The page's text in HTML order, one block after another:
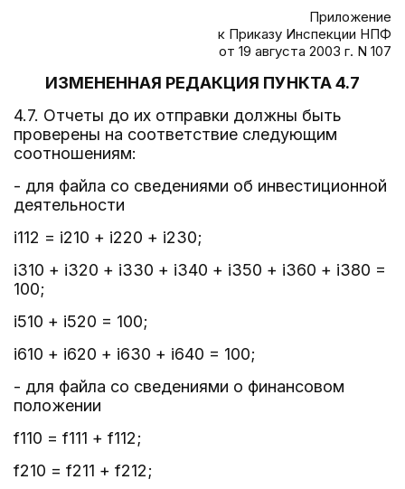
Приложение
к Приказу Инспекции НПФ
от 19 августа 2003 г. N 107
ИЗМЕНЕННАЯ РЕДАКЦИЯ ПУНКТА 4.7
4.7. Отчеты до их отправки должны быть
проверены на соответствие следующим
соотношениям:
- для файла со сведениями об инвестиционной
деятельности
i112 = i210 + i220 + i230;
i310 + i320 + i330 + i340 + i350 + i360 + i380 =
100;
i510 + i520 = 100;
i610 + i620 + i630 + i640 = 100;
- для файла со сведениями о финансовом
положении
f110 = f111 + f112;
f210 = f211 + f212;